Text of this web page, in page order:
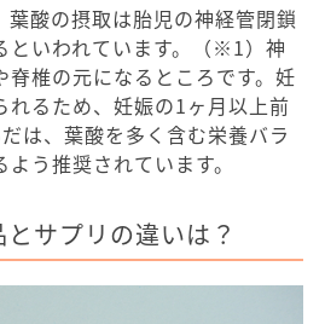
酸の摂取は胎児の神経管閉鎖
といわれています。（※1）神
椎の元になるところです。妊
れるため、妊娠の1ヶ月以上前
は、葉酸を多く含む栄養バラ
う推奨されています。
サプリの違いは？